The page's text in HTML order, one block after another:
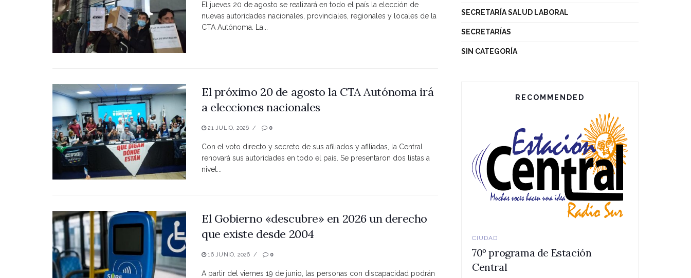
El jueves 20 de agosto se realizará en todo el país la elección de
nuevas autoridades nacionales, provinciales, regionales y locales de la
CTA Autónoma. La...
El próximo 20 de agosto la CTA Autónoma irá
a elecciones nacionales
21 JULIO, 2026 0
Con el voto directo y secreto de sus afiliados y afiliadas, la Central
renovará sus autoridades en todo el país. Se presentaron dos listas a
nivel...
El Gobierno «descubre» en 2026 un derecho
que existe desde 2004
16 JUNIO, 2026 0
A partir del viernes 19 de junio, las personas con discapacidad podrán
SECRETARÍA SALUD LABORAL
SECRETARÍAS
SIN CATEGORÍA
RECOMMENDED
CIUDAD
70º programa de Estación
Central